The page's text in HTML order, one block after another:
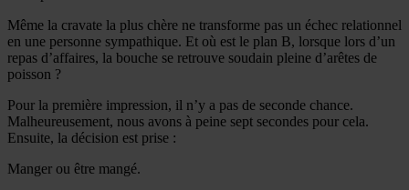
Même la cravate la plus chère ne transforme pas un échec relationnel
en une personne sympathique. Et où est le plan B, lorsque lors d’un
repas d’affaires, la bouche se retrouve soudain pleine d’arêtes de
poisson ?
Pour la première impression, il n’y a pas de seconde chance.
Malheureusement, nous avons à peine sept secondes pour cela.
Ensuite, la décision est prise :
Manger ou être mangé.